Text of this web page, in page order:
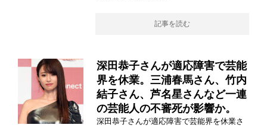
記事を読む
深田恭子さんが適応障害で芸能
界を休業。三浦春馬さん、竹内
結子さん、芦名星さんなど一連
の芸能人の不審死が影響か。
深田恭子さんが適応障害で芸能界を休業さ